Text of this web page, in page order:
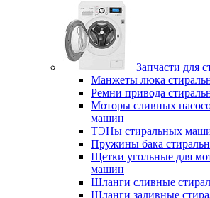
Запчасти для
Манжеты люка
Ремни привода
Моторы сливных
машин
ТЭНы стиральных
Пружины бака
Щетки угольные для
машин
Шланги сливные
Шланги заливные